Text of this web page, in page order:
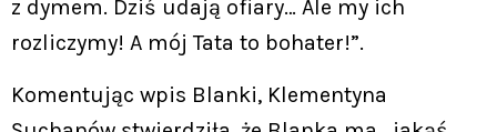
z dymem. Dziś udają ofiary… Ale my ich
rozliczymy! A mój Tata to bohater!”.
Komentując wpis Blanki, Klementyna